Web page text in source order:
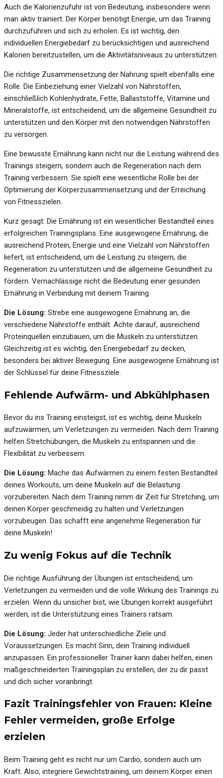
Auch die Kalorienzufuhr ist von Bedeutung, insbesondere wenn
man aktiv trainiert. Der Körper benötigt Energie, um das Training
durchzuführen und sich zu erholen. Es ist wichtig, den
individuellen Energiebedarf zu berücksichtigen und ausreichend
Kalorien bereitzustellen, um die Aktivitätsniveaus zu unterstützen.
Die richtige Zusammensetzung der Nahrung spielt ebenfalls eine
Rolle. Die Einbeziehung einer Vielzahl von Nährstoffen,
einschließlich Kohlenhydrate, Fette, Ballaststoffe, Vitamine und
Mineralstoffe, ist entscheidend, um die allgemeine Gesundheit zu
unterstützen und den Körper mit den notwendigen Nährstoffen
zu versorgen.
Eine bewusste Ernährung kann nicht nur die Leistung während des
Trainings steigern, sondern auch die Regeneration nach dem
Training verbessern. Sie spielt eine wesentliche Rolle bei der
Optimierung der Körperzusammensetzung und der Erreichung
von Fitnesszielen.
Kurz gesagt: Die Ernährung ist ein wesentlicher Bestandteil eines
erfolgreichen Trainingsplans. Eine ausgewogene Ernährung, die
ausreichend Protein, Energie und eine Vielzahl von Nährstoffen
liefert, ist entscheidend, um die Leistung zu steigern, die
Regeneration zu unterstützen und die allgemeine Gesundheit zu
fördern. Vernachlässige nicht die Bedeutung einer gesunden
Ernährung in Verbindung mit deinem Training.
Die Lösung: Strebe eine ausgewogene Ernährung an, die
verschiedene Nährstoffe enthält. Achte darauf, ausreichend
Proteinquellen einzubauen, um die Muskeln zu unterstützen.
Gleichzeitig ist es wichtig, den Energiebedarf zu decken,
besonders bei aktiver Bewegung. Eine ausgewogene Ernährung ist
der Schlüssel für deine Fitnessziele.
Fehlende Aufwärm- und Abkühlphasen
Bevor du ins Training einsteigst, ist es wichtig, deine Muskeln
aufzuwärmen, um Verletzungen zu vermeiden. Nach dem Training
helfen Stretchübungen, die Muskeln zu entspannen und die
Flexibilität zu verbessern.
Die Lösung: Mache das Aufwärmen zu einem festen Bestandteil
deines Workouts, um deine Muskeln auf die Belastung
vorzubereiten. Nach dem Training nimm dir Zeit für Stretching, um
deinen Körper geschmeidig zu halten und Verletzungen
vorzubeugen. Das schafft eine angenehme Regeneration für
deine Muskeln!
Zu wenig Fokus auf die Technik
Die richtige Ausführung der Übungen ist entscheidend, um
Verletzungen zu vermeiden und die volle Wirkung des Trainings zu
erzielen. Wenn du unsicher bist, wie Übungen korrekt ausgeführt
werden, ist die Unterstützung eines Trainers ratsam.
Die Lösung: Jeder hat unterschiedliche Ziele und
Voraussetzungen. Es macht Sinn, dein Training individuell
anzupassen. Ein professioneller Trainer kann dabei helfen, einen
maßgeschneiderten Trainingsplan zu erstellen, der zu dir passt
und dich sicher voranbringt.
Fazit Trainingsfehler von Frauen: Kleine
Fehler vermeiden, große Erfolge
erzielen
Beim Training geht es nicht nur um Cardio, sondern auch um
Kraft. Also, integriere Gewichtstraining, um deinem Körper einen